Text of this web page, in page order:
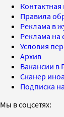
Правила
Реклама в
Реклама на
Условия
Архив
Вакансии в
Сканер
Подписка
Мы в соцсетях: